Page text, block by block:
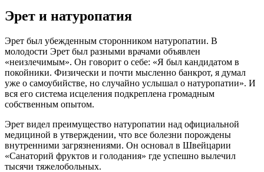
Эрет и натуропатия
Эрет был убежденным сторонником натуропатии. В
молодости Эрет был разными врачами объявлен
«неизлечимым». Он говорит о себе: «Я был кандидатом в
покойники. Физически и почти мысленно банкрот, я думал
уже о самоубийстве, но случайно услышал о натуропатии». И
вся его система исцеления подкреплена громадным
собственным опытом.
Эрет видел преимущество натуропатии над официальной
медициной в утверждении, что все болезни порождены
внутренними загрязнениями. Он основал в Швейцарии
«Санаторий фруктов и голодания» где успешно вылечил
тысячи тяжелобольных.